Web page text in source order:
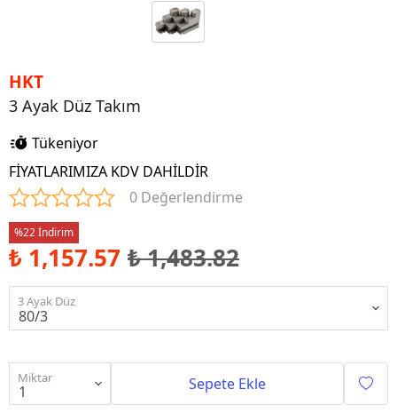
HKT
3 Ayak Düz Takım
Tükeniyor
FİYATLARIMIZA KDV DAHİLDİR
0 Değerlendirme
%22 İndirim
₺ 1,157.57 ₺ 1,483.82
3 Ayak Düz
Miktar Sepete Ekle